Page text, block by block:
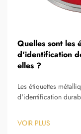
Quelles sont les
d'identification
elles ?
Les étiquettes
d'identification
marquer de façon
machines et
VOIR PLUS